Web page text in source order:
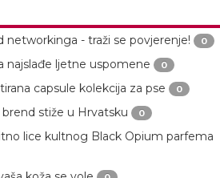
networkinga - traži se povjerenje!
0
najslađe ljetne uspomene 0
capsule kolekcija za pse 0
stiže u Hrvatsku 0
lice kultnog Black Opium parfema